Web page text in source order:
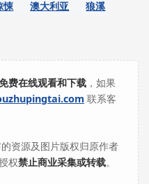
悚 澳大利亚
狼溪
费在线观看和下载 ，如果
联系客
资源及图片版权归原作者
权禁止商业采集或转载。